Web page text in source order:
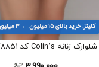
کلینز: خرید بالای ۱۵ میلیون ← ۳ میلیون تخفیف
شلوارک زنانه Colin’s کد CL1078851